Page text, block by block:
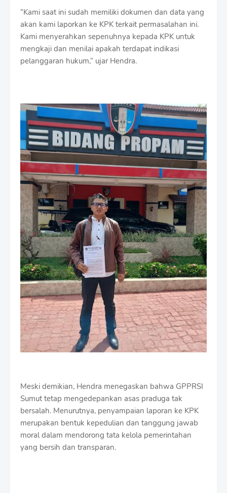
“Kami saat ini sudah memiliki dokumen dan data yang
akan kami laporkan ke KPK terkait permasalahan ini.
Kami menyerahkan sepenuhnya kepada KPK untuk
mengkaji dan menilai apakah terdapat indikasi
pelanggaran hukum,” ujar Hendra.
Meski demikian, Hendra menegaskan bahwa GPPRSI
Sumut tetap mengedepankan asas praduga tak
bersalah. Menurutnya, penyampaian laporan ke KPK
merupakan bentuk kepedulian dan tanggung jawab
moral dalam mendorong tata kelola pemerintahan
yang bersih dan transparan.